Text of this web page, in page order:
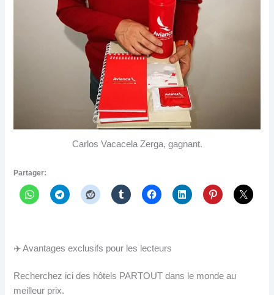
Carlos Vacacela Zerga, gagnant.
Partager:
✈️ Avantages exclusifs pour les lecteurs
Recherchez ici des hôtels PARTOUT dans le monde au
meilleur prix.